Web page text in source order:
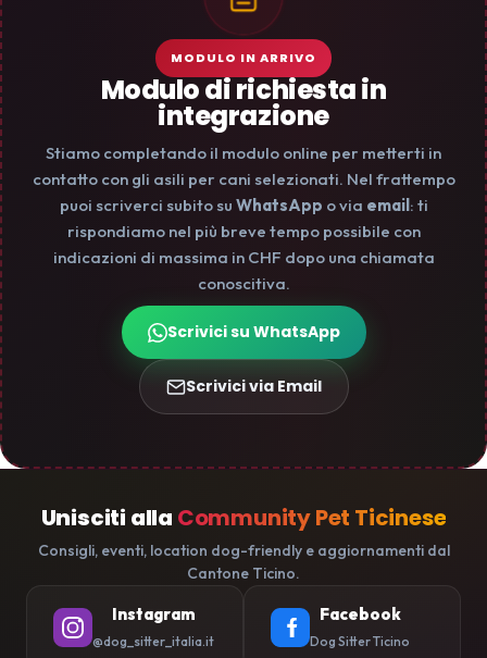
MODULO IN ARRIVO
Modulo di richiesta in
integrazione
Stiamo completando il modulo online per metterti in
contatto con gli asili per cani selezionati. Nel frattempo
puoi scriverci subito su WhatsApp o via email : ti
rispondiamo nel più breve tempo possibile con
indicazioni di massima in CHF dopo una chiamata
conoscitiva.
Scrivici su WhatsApp
Scrivici via Email
Unisciti alla Community Pet Ticinese
Consigli, eventi, location dog-friendly e aggiornamenti dal
Cantone Ticino.
Instagram
@dog_sitter_italia.it
Facebook
Dog Sitter Ticino